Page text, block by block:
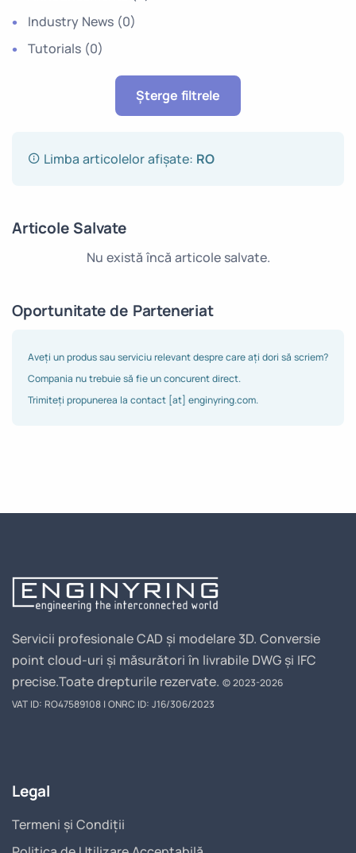
Industry News (0)
Tutorials (0)
Șterge filtrele
Limba articolelor afișate: RO
Articole Salvate
Nu există încă articole salvate.
Oportunitate de Parteneriat
Aveți un produs sau serviciu relevant despre care ați dori să scriem?
Compania nu trebuie să fie un concurent direct.
Trimiteți propunerea la contact [at] enginyring.com.
Servicii profesionale CAD și modelare 3D. Conversie
point cloud-uri și măsurători în livrabile DWG și IFC
precise.Toate drepturile rezervate. © 2023-2026
VAT ID: RO47589108 | ONRC ID: J16/306/2023
Legal
Termeni și Condiții